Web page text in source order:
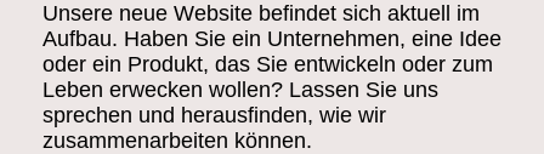
Unsere neue Website befindet sich aktuell im
Aufbau. Haben Sie ein Unternehmen, eine Idee
oder ein Produkt, das Sie entwickeln oder zum
Leben erwecken wollen? Lassen Sie uns
sprechen und herausfinden, wie wir
zusammenarbeiten können.